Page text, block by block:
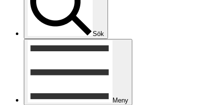
Sök
Meny